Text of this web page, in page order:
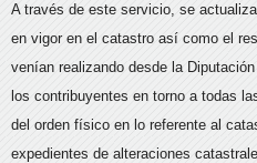
A través de este servicio, se
en vigor en el catastro así como el
venían realizando desde la
los contribuyentes en torno a todas
del orden físico en lo referente al
expedientes de alteraciones